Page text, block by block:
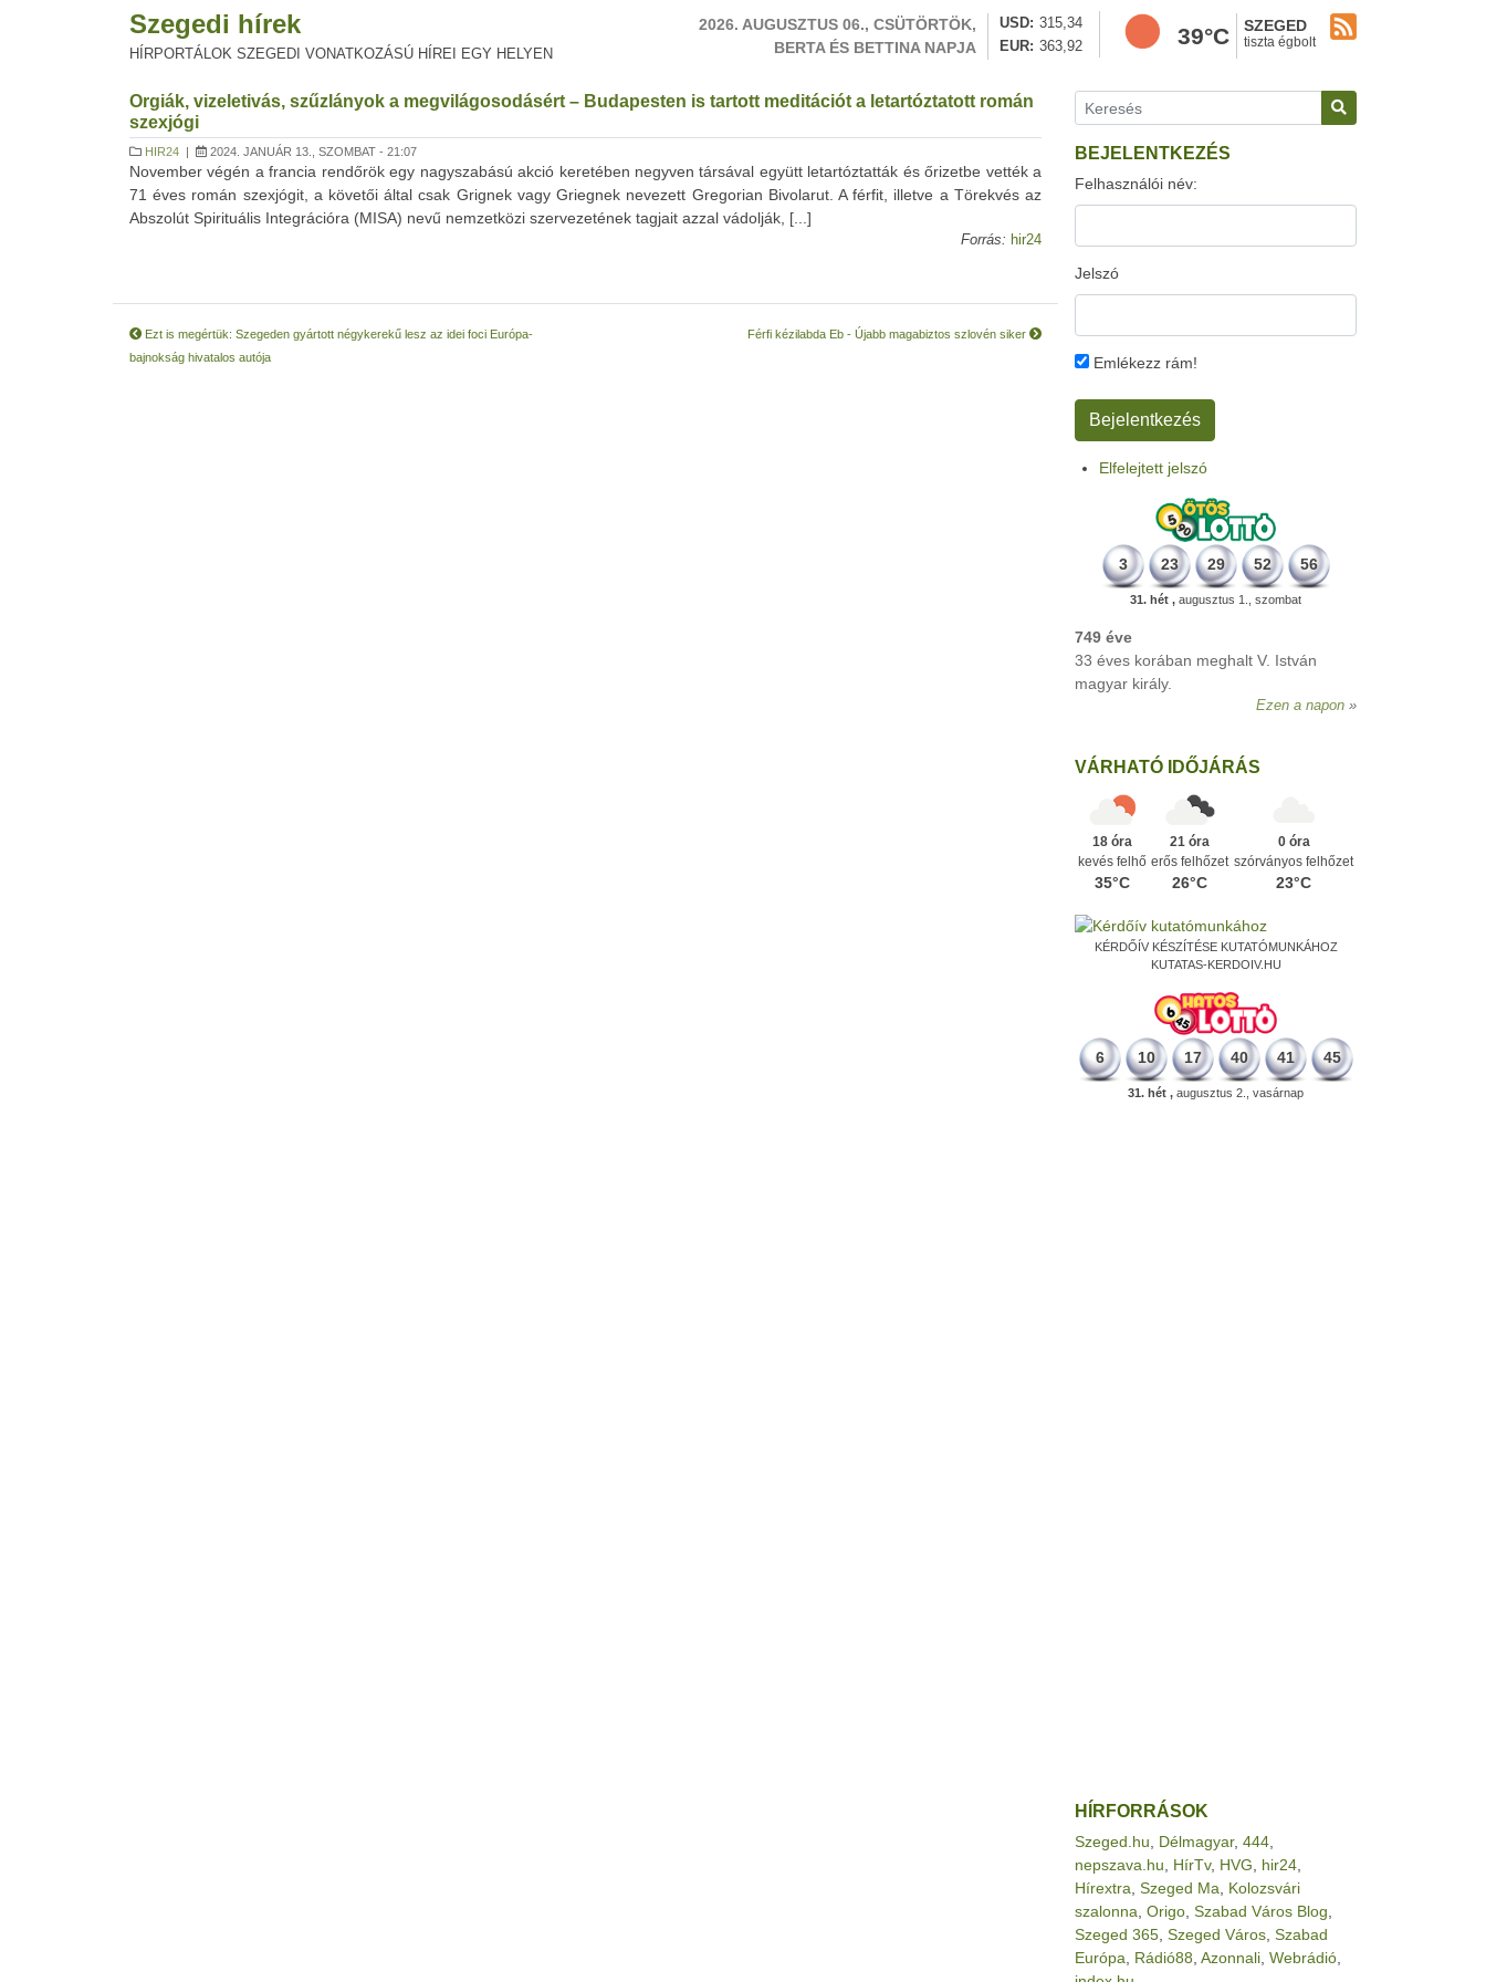
Szegedi hírek
HÍRPORTÁLOK SZEGEDI VONATKOZÁSÚ HÍREI EGY HELYEN
2026. AUGUSZTUS 06., CSÜTÖRTÖK,
BERTA ÉS BETTINA NAPJA
USD
315,34
EUR
363,92 39°C SZEGED
tiszta égbolt
Orgiák, vizeletivás, szűzlányok a megvilágosodásért – Budapesten is tartott meditációt a letartóztatott román
szexjógi
HIR24 | 2024. JANUÁR 13., SZOMBAT - 21:07
November végén a francia rendőrök egy nagyszabású akció keretében negyven társával együtt letartóztatták és őrizetbe vették a
71 éves román szexjógit, a követői által csak Grignek vagy Griegnek nevezett Gregorian Bivolarut. A férfit, illetve a Törekvés az
Abszolút Spirituális Integrációra (MISA) nevű nemzetközi szervezetének tagjait azzal vádolják, [...]
Forrás: hir24
Ezt is megértük: Szegeden gyártott négykerekű lesz az idei foci Európa-
bajnokság hivatalos autója
Férfi kézilabda Eb - Újabb magabiztos szlovén siker
BEJELENTKEZÉS
Felhasználói név:
Jelszó
Emlékezz rám!
Elfelejtett jelszó
3 23 29 52 56
31. hét , augusztus 1., szombat
VÁRHATÓ IDŐJÁRÁS
18 óra
kevés felhő
35°C
21 óra
erős felhőzet
26°C
0 óra
szórványos felhőzet
23°C
KÉRDŐÍV KÉSZÍTÉSE KUTATÓMUNKÁHOZ
KUTATAS-KERDOIV.HU
6 10 17 40 41 45
31. hét , augusztus 2., vasárnap
HÍRFORRÁSOK
Szeged.hu Délmagyar, 444
nepszava.hu
HírTv, HVG hir24
Hírextra Szeged Ma
Kolozsvári
szalonna Origo Szabad Város Blog
Szeged 365 Szeged Város Szabad
Európa
Rádió88 Azonnali Webrádió